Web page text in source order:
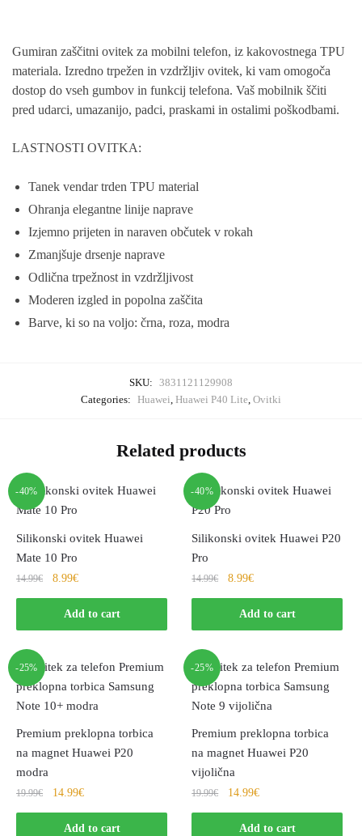
Gumiran zaščitni ovitek za mobilni telefon, iz kakovostnega TPU
materiala. Izredno trpežen in vzdržljiv ovitek, ki vam omogoča
dostop do vseh gumbov in funkcij telefona. Vaš mobilnik ščiti
pred udarci, umazanijo, padci, praskami in ostalimi poškodbami.
LASTNOSTI OVITKA:
Tanek vendar trden TPU material
Ohranja elegantne linije naprave
Izjemno prijeten in naraven občutek v rokah
Zmanjšuje drsenje naprave
Odlična trpežnost in vzdržljivost
Moderen izgled in popolna zaščita
Barve, ki so na voljo: črna, roza, modra
SKU: 3831121129908
Categories: Huawei, Huawei P40 Lite, Ovitki
Related products
-40%
Silikonski ovitek Huawei
Mate 10 Pro
14.99€ 8.99€
Add to cart
-40%
Silikonski ovitek Huawei P20
Pro
14.99€ 8.99€
Add to cart
-25%
Premium preklopna torbica
na magnet Huawei P20
modra
19.99€ 14.99€
Add to cart
-25%
Premium preklopna torbica
na magnet Huawei P20
vijolična
19.99€ 14.99€
Add to cart